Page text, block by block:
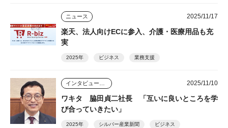
ニュース 2025/11/17
楽天、法人向けECに参入、介護・医療用品も充
実
2025年 ビジネス 業務支援
インタビュー・座談会 2025/11/10
ワキタ 脇田貞二社長 「互いに良いところを学
び合っていきたい」
2025年 シルバー産業新聞 ビジネス